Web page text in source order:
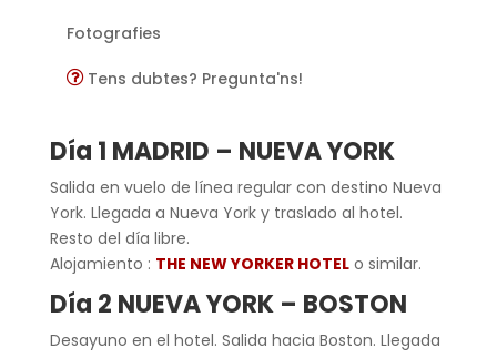
Fotografies
Tens dubtes? Pregunta'ns!
Día 1 MADRID – NUEVA YORK
Salida en vuelo de línea regular con destino Nueva
York. Llegada a Nueva York y traslado al hotel.
Resto del día libre.
Alojamiento : THE NEW YORKER HOTELo similar.
Día 2 NUEVA YORK – BOSTON
Desayuno en el hotel. Salida hacia Boston. Llegada